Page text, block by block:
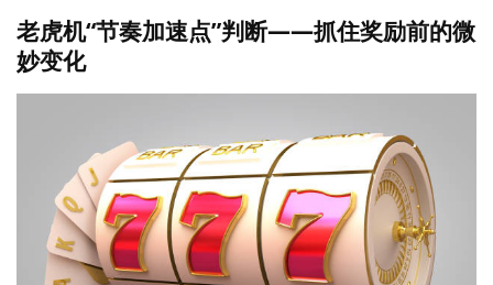
老虎机“节奏加速点”判断——抓住奖励前的微
妙变化